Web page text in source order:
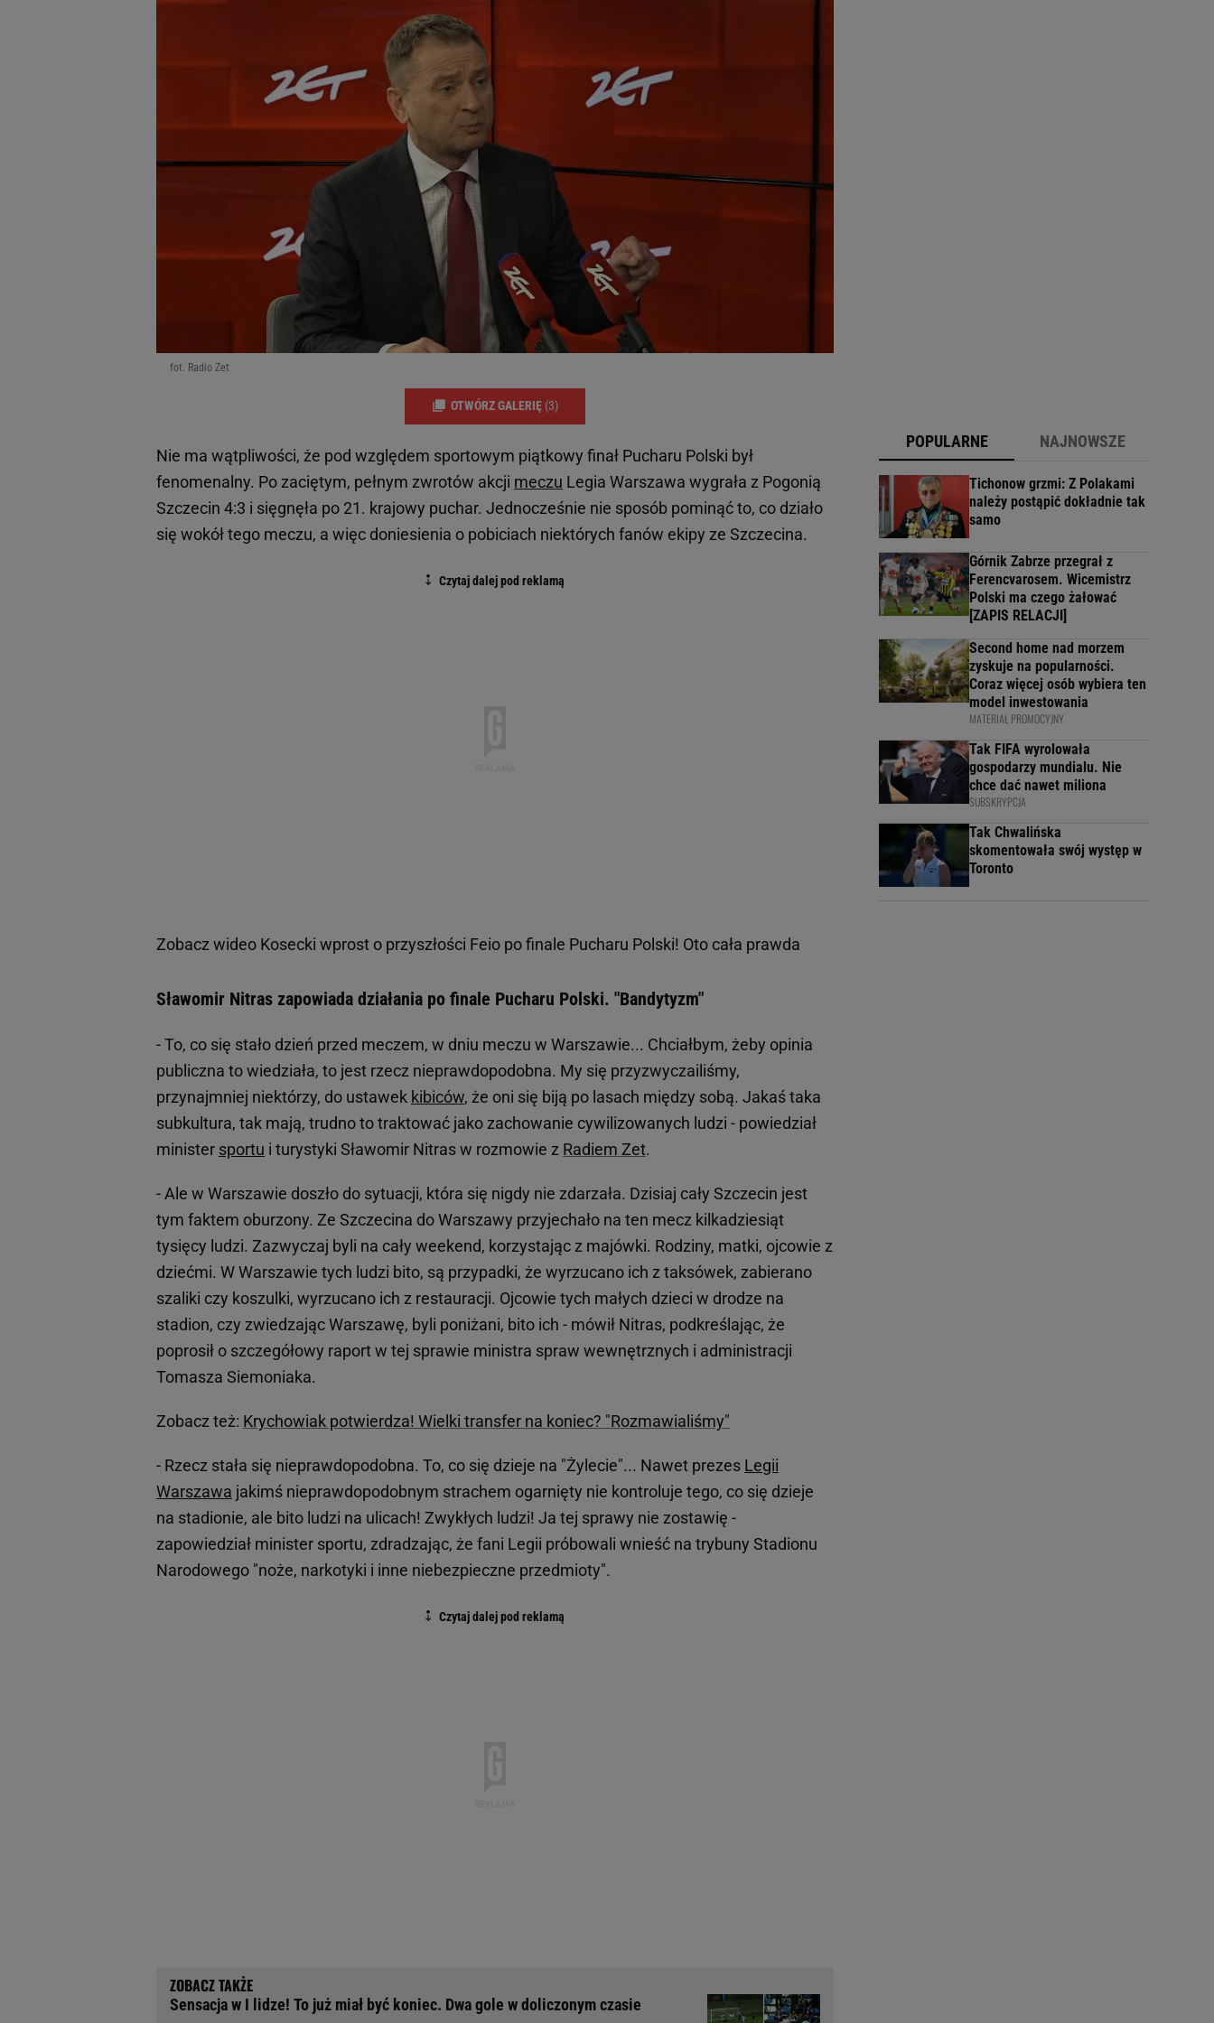
fot. Radio Zet
OTWÓRZ GALERIĘ (3)
Nie ma wątpliwości, że pod względem sportowym piątkowy finał Pucharu Polski był
fenomenalny. Po zaciętym, pełnym zwrotów akcji meczu Legia Warszawa wygrała z Pogonią
Szczecin 4:3 i sięgnęła po 21. krajowy puchar. Jednocześnie nie sposób pominąć to, co działo
się wokół tego meczu, a więc doniesienia o pobiciach niektórych fanów ekipy ze Szczecina.
Zobacz wideo Kosecki wprost o przyszłości Feio po finale Pucharu Polski! Oto cała prawda
Sławomir Nitras zapowiada działania po finale Pucharu Polski. "Bandytyzm"
- To, co się stało dzień przed meczem, w dniu meczu w Warszawie... Chciałbym, żeby opinia
publiczna to wiedziała, to jest rzecz nieprawdopodobna. My się przyzwyczailiśmy,
przynajmniej niektórzy, do ustawek kibiców, że oni się biją po lasach między sobą. Jakaś taka
subkultura, tak mają, trudno to traktować jako zachowanie cywilizowanych ludzi - powiedział
minister sportu i turystyki Sławomir Nitras w rozmowie z Radiem Zet.
- Ale w Warszawie doszło do sytuacji, która się nigdy nie zdarzała. Dzisiaj cały Szczecin jest
tym faktem oburzony. Ze Szczecina do Warszawy przyjechało na ten mecz kilkadziesiąt
tysięcy ludzi. Zazwyczaj byli na cały weekend, korzystając z majówki. Rodziny, matki, ojcowie z
dziećmi. W Warszawie tych ludzi bito, są przypadki, że wyrzucano ich z taksówek, zabierano
szaliki czy koszulki, wyrzucano ich z restauracji. Ojcowie tych małych dzieci w drodze na
stadion, czy zwiedzając Warszawę, byli poniżani, bito ich - mówił Nitras, podkreślając, że
poprosił o szczegółowy raport w tej sprawie ministra spraw wewnętrznych i administracji
Tomasza Siemoniaka.
Zobacz też: Krychowiak potwierdza! Wielki transfer na koniec? "Rozmawialiśmy"
- Rzecz stała się nieprawdopodobna. To, co się dzieje na "Żylecie"... Nawet prezes Legii
Warszawa jakimś nieprawdopodobnym strachem ogarnięty nie kontroluje tego, co się dzieje
na stadionie, ale bito ludzi na ulicach! Zwykłych ludzi! Ja tej sprawy nie zostawię -
zapowiedział minister sportu, zdradzając, że fani Legii próbowali wnieść na trybuny Stadionu
Narodowego "noże, narkotyki i inne niebezpieczne przedmioty".
Sensacja w I lidze! To już miał być koniec. Dwa gole w doliczonym czasie
POPULARNE NAJNOWSZE
Tichonow grzmi: Z Polakami
należy postąpić dokładnie tak
samo
Górnik Zabrze przegrał z
Ferencvarosem. Wicemistrz
Polski ma czego żałować
[ZAPIS RELACJI]
Second home nad morzem
zyskuje na popularności.
Coraz więcej osób wybiera ten
model inwestowania
MATERIAŁ PROMOCYJNY
Tak FIFA wyrolowała
gospodarzy mundialu. Nie
chce dać nawet miliona
SUBSKRYPCJA
Tak Chwalińska
skomentowała swój występ w
Toronto